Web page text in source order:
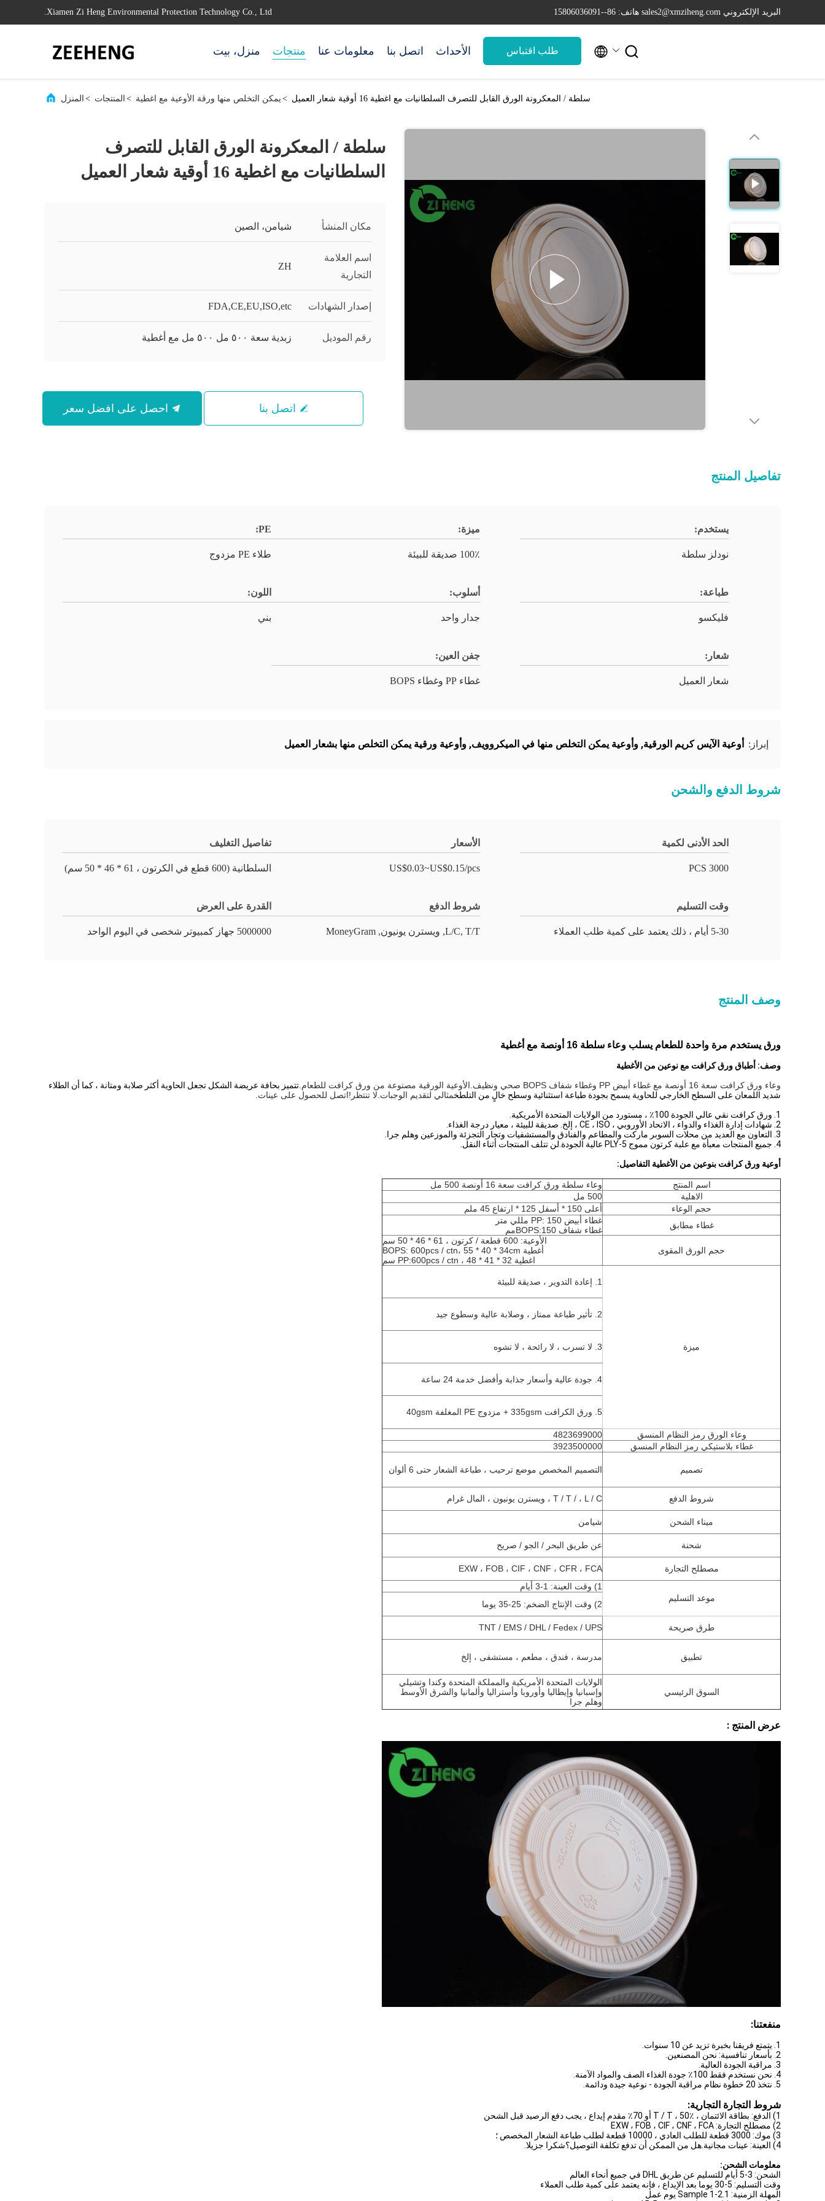
Xiamen Zi Heng Environmental Protection Technology Co., Ltd. البريد الإلكتروني sales2@xmziheng.com هاتف: 86--15806036091
منزل، بيت منتجات معلومات عنا اتصل بنا الأحداث طلب اقتباس  
المنزل > المنتجات > يمكن التخلص منها ورقة الأوعية مع اغطية > سلطة / المعكرونة الورق القابل للتصرف السلطانيات مع اغطية 16 أوقية شعار العميل
سلطة / المعكرونة الورق القابل للتصرف
السلطانيات مع اغطية 16 أوقية شعار العميل
مكان المنشأ شيامن، الصين
اسم العلامة
التجارية
ZH
إصدار الشهادات FDA,CE,EU,ISO,etc
رقم الموديل زبدية سعة ٥٠٠ مل ٥٠٠ مل مع أغطية
اتصل بنا
تفاصيل المنتج
يستخدم:
نودلز سلطة
ميزة:
100٪ صديقة للبيئة
PE:
طلاء PE مزدوج
طباعة:
فليكسو
أسلوب:
جدار واحد
اللون:
بني
شعار:
شعار العميل
جفن العين:
غطاء PP وغطاء BOPS
إبراز: أوعية الآيس كريم الورقية, وأوعية يمكن التخلص منها في الميكروويف, وأوعية ورقية يمكن التخلص منها بشعار العميل
شروط الدفع والشحن
الحد الأدنى لكمية
3000 PCS
الأسعار
US$0.03~US$0.15/pcs
تفاصيل التغليف
السلطانية (600 قطع في الكرتون ، 61 * 46 * 50 سم)
وقت التسليم
5-30 أيام ، ذلك يعتمد على كمية طلب العملاء
شروط الدفع
L/C, T/T, ويسترن يونيون, MoneyGram
القدرة على العرض
5000000 جهاز كمبيوتر شخصى في اليوم الواحد
وصف المنتج
ورق يستخدم مرة واحدة للطعام يسلب وعاء سلطة 16 أونصة مع أغطية
وصف: أطباق ورق كرافت مع نوعين من الأغطية
وعاء ورق كرافت سعة 16 أونصة مع غطاء أبيض PP وغطاء شفاف BOPS صحي ونظيف.الأوعية الورقية مصنوعة من ورق كرافت للطعام.
تتميز بحافة عريضة الشكل تجعل الحاوية أكثر صلابة ومتانة ، كما أن الطلاء
شديد اللمعان على السطح الخارجي للحاوية يسمح بجودة طباعة استثنائية وسطح خالٍ من التلطخمثالي لتقديم الوجبات.لا تنتظر!اتصل للحصول على عينات.
1. ورق كرافت نقي عالي الجودة 100٪ ، مستورد من الولايات المتحدة الأمريكية.
2. شهادات إدارة الغذاء والدواء ، الاتحاد الأوروبي ، CE ، ISO ، إلخ. صديقة للبيئة ، معيار درجة الغذاء.
3. التعاون مع العديد من محلات السوبر ماركت والمطاعم والفنادق والمستشفيات وتجار التجزئة والموزعين وهلم جرا.
4. جميع المنتجات معبأة مع علبة كرتون مموج 5-PLY عالية الجودة.لن تتلف المنتجات أثناء النقل.
أوعية ورق كرافت بنوعين من الأغطية التفاصيل:
اسم المنتج
وعاء سلطة ورق كرافت سعة 16 أونصة 500 مل
الاهلية
500 مل
حجم الوعاء
أعلى 150 * أسفل 125 * ارتفاع 45 ملم
غطاء مطابق
غطاء أبيض PP: 150 مللي متر
غطاء شفاف BOPS: 150 مم
حجم الورق المقوى
الأوعية: 600 قطعة / كرتون ، 61 * 46 * 50 سم
أغطية BOPS: 600pcs / ctn، 55 * 40 * 34cm
اغطية PP: 600pcs / ctn ، 48 * 41 * 32 سم
ميزة
1. إعادة التدوير ، صديقة للبيئة
2. تأثير طباعة ممتاز ، وصلابة عالية وسطوع جيد
3. لا تسرب ، لا رائحة ، لا تشوه
4. جودة عالية وأسعار جذابة وأفضل خدمة 24 ساعة
5. ورق الكرافت 335gsm + مزدوج PE المغلفة 40gsm
وعاء الورق رمز النظام المنسق
4823699000
غطاء بلاستيكي رمز النظام المنسق
3923500000
تصميم التصميم المخصص موضع ترحيب ، طباعة الشعار حتى 6 ألوان
شروط الدفع T / T / ، L / C ، ويسترن يونيون ، المال غرام
ميناء الشحن شيامن
شحنة عن طريق البحر / الجو / صريح
مصطلح التجارة EXW ، FOB ، CIF ، CNF ، CFR ، FCA
موعد التسليم
1) وقت العينة: 1-3 أيام
2) وقت الإنتاج الضخم: 25-35 يوما
طرق صريحة TNT / EMS / DHL / Fedex / UPS
تطبيق مدرسة ، فندق ، مطعم ، مستشفى ، إلخ
السوق الرئيسي
الولايات المتحدة الأمريكية والمملكة المتحدة وكندا وتشيلي
وإسبانيا وإيطاليا وأوروبا وأستراليا وألمانيا والشرق الأوسط
وهلم جرا
عرض المنتج :
منفعتنا:
1. يتمتع فريقنا بخبرة تزيد عن 10 سنوات.
2. بأسعار تنافسية: نحن المصنعين.
3. مراقبة الجودة العالية.
4. نحن نستخدم فقط 100٪ جودة الغذاء الصف والمواد الآمنة.
5. نتخذ 20 خطوة نظام مراقبة الجودة - نوعية جيدة ودائمة.
شروط التجارة التجارية:
1) الدفع: بطاقة الائتمان ، T / T ، 50٪ أو 70٪ مقدم إيداع ، يجب دفع الرصيد قبل الشحن
2) مصطلح التجارة: EXW ، FOB ، CIF ، CNF ، FCA
3) موك: 3000 قطعة للطلب العادي ، 10000 قطعة لطلب طباعة الشعار المخصص ؛
4) العينة: عينات مجانية.هل من الممكن أن تدفع تكلفة التوصيل؟شكرا جزيلا.
معلومات الشحن:
الشحن: 3-5 أيام للتسليم عن طريق DHL في جميع أنحاء العالم
وقت التسليم: 5-30 يوما بعد الإيداع ، فإنه يعتمد على كمية طلب العملاء
المهلة الزمنية: 1.Sample 1-2 يوم عمل